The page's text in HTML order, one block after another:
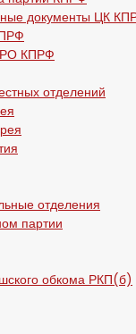
документы ЦК
КПРФ
отделений
отделения
партии
обкома РКП(б)